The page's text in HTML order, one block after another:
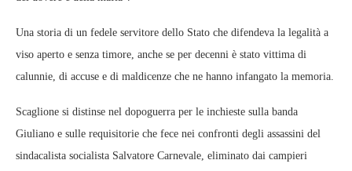
Una storia di un fedele servitore dello Stato che difendeva la legalità a
viso aperto e senza timore, anche se per decenni è stato vittima di
calunnie, di accuse e di maldicenze che ne hanno infangato la memoria.
Scaglione si distinse nel dopoguerra per le inchieste sulla banda
Giuliano e sulle requisitorie che fece nei confronti degli assassini del
sindacalista socialista Salvatore Carnevale, eliminato dai campieri